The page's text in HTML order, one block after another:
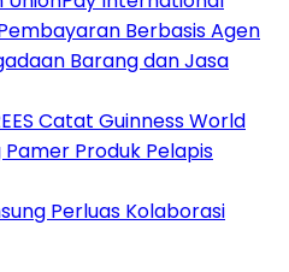
Berbasis Agen
Barang dan Jasa
Catat Guinness World
Produk Pelapis
Perluas Kolaborasi